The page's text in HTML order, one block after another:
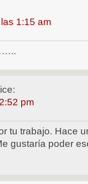
1:15 am
pm
tu trabajo. Hace
gustaría poder